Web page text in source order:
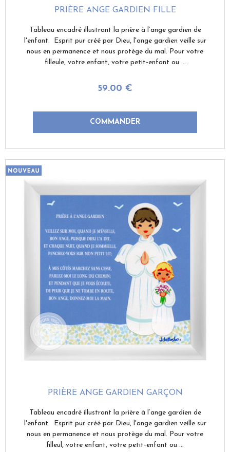
PRIÈRE ANGE GARDIEN FILLE
59.00 €
Tableau encadré illustrant la prière à l’ange gardien de
l'enfant. Esprit pur créé par Dieu, l'ange gardien veille sur
nous en permanence et nous protège du mal. Pour votre
filleule, votre enfant, votre petit-enfant ou ...
PRIÈRE ANGE GARDIEN GARÇON
Tableau encadré illustrant la prière à l’ange gardien de
l'enfant. Esprit pur créé par Dieu, l'ange gardien veille sur
nous en permanence et nous protège du mal. Pour votre
filleul, votre enfant, votre petit-enfant ou ...